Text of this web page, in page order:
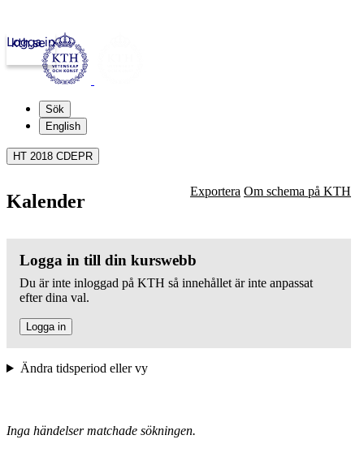
kth.se
Logga in
Sök
English
HT 2018 CDEPR
Kalender Exportera Om schema på KTH
Logga in till din kurswebb
Du är inte inloggad på KTH så innehållet är inte anpassat
efter dina val.
Logga in
Ändra tidsperiod eller vy
Inga händelser matchade sökningen.